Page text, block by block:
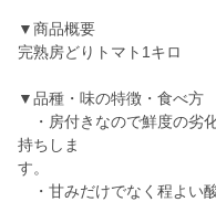
▼商品概要
完熟房どりトマト1キロ
▼品種・味の特徴・食べ方
・房付きなので鮮度の劣
持ちしま
す。
・甘みだけでなく程よい